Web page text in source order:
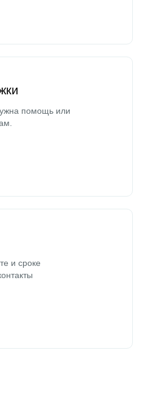
помощь или
и сроке